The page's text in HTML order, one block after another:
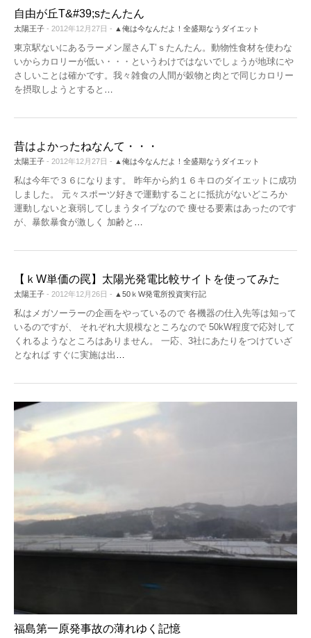
自由が丘T&#39;sたんたん
太陽王子 - 2012年12月27日 - ▲俺は今なんだよ！全盛期なうダイエット
東京駅ないにあるラーメン屋さんT’ｓたんたん。動物性食材を使わな
いからカロリーが低い・・・というわけではないでしょうが地球にや
さしいことは確かです。我々雑食の人間が穀物と肉とで同じカロリー
を摂取しようとすると …
昔はよかったねなんて・・・
太陽王子 - 2012年12月27日 - ▲俺は今なんだよ！全盛期なうダイエット
私は今年で３６になります。 昨年から約１６キロのダイエットに成功
しました。 元々スポーツ好きで運動することに抵抗がないどころか
運動しないと衰弱してしまうタイプなので 痩せる要素はあったのです
が、暴飲暴食が激しく 加齢と …
【ｋW単価の罠】太陽光発電比較サイトを使ってみた
太陽王子 - 2012年12月26日 - ▲50ｋW発電所投資実行記
私はメガソーラーの企画をやっているので 各機器の仕入先等は知って
いるのですが、 それぞれ大規模なところなので 50kW程度で応対して
くれるようなところはありません。 一応、3社にあたりをつけていざ
となれば すぐに実施は出 …
福島第一原発事故の薄れゆく記憶